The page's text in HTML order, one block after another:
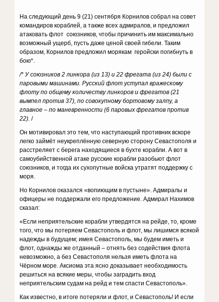
На следующий день 9 (21) сентября Корнилов собрал на совет
командиров кораблей, а также всех адмиралов, и предложил
атаковать флот союзников, чтобы причинить им максимально
возможный ущерб, пусть даже ценой своей гибели. Таким
образом, Корнилов предложил морякам геройски погибнуть в
бою*.
/* У союзников 2 линкора (из 13) и 22 фрегата (из 24) были с
паровыми машинами. Русский флот уступал вражескому
флоту по общему количеству линкоров и фрегатов (21
вымпел против 37), по совокупному бортовому залпу, а
главное – по маневренности (6 паровых фрегатов против
22). /
Он мотивировал это тем, что наступающий противник вскоре
легко займёт неукреплённую северную сторону Севастополя и
расстреляет с берега находящиеся в бухте корабли. А вот в
самоубийственной атаке русские корабли разобьют флот
союзников, и тогда их сухопутные войска утратят поддержку с
моря.
Но Корнилов оказался «вопиющим в пустыне». Адмиралы и
офицеры не поддержали его предложение. Адмирал Нахимов
сказал:
«Если неприятельские корабли утвердятся на рейде, то, кроме
того, что мы потеряем Севастополь и флот, мы лишимся всякой
надежды в будущем; имея Севастополь, мы будем иметь и
флот, однажды же отданный – отнять без содействия флота
невозможно, а без Севастополя нельзя иметь флота на
Чёрном море. Аксиома эта ясно доказывает необходимость
решиться на всякие меры, чтобы заградить вход
неприятельским судам на рейд и тем спасти Севастополь».
Как известно, в итоге потеряли и флот, и Севастополь! И если